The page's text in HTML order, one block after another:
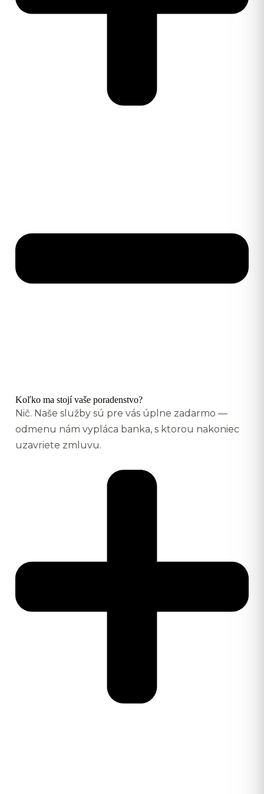
Koľko ma stojí vaše poradenstvo?
Nič. Naše služby sú pre vás úplne zadarmo —
odmenu nám vypláca banka, s ktorou nakoniec
uzavriete zmluvu.